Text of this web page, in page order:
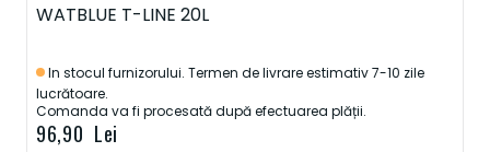
WATBLUE T-LINE 20L
In stocul furnizorului. Termen de livrare estimativ 7-10 zile
lucrătoare.
Comanda va fi procesată după efectuarea plății.
96,90 Lei